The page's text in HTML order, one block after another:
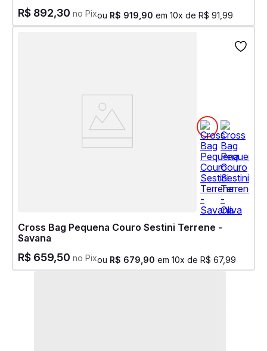
R$ 892,30 no Pixou R$ 919 90 em 10x de R$ 91 99
Cross Bag Pequena Couro Sestini Terrene -
Savana
R$ 659,50 no Pixou R$ 679 90 em 10x de R$ 67,99